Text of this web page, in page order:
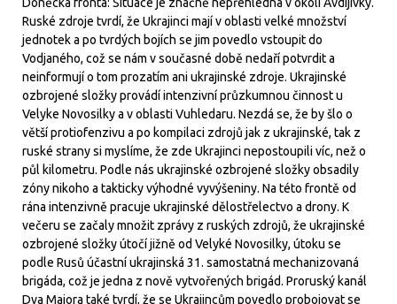
Doněcká fronta: Situace je značně nepřehledná v okolí Avdijivky.
Ruské zdroje tvrdí, že Ukrajinci mají v oblasti velké množství
jednotek a po tvrdých bojích se jim povedlo vstoupit do
Vodjaného, což se nám v současné době nedaří potvrdit a
neinformují o tom prozatím ani ukrajinské zdroje. Ukrajinské
ozbrojené složky provádí intenzivní průzkumnou činnost u
Velyke Novosilky a v oblasti Vuhledaru. Nezdá se, že by šlo o
větší protiofenzivu a po kompilaci zdrojů jak z ukrajinské, tak z
ruské strany si myslíme, že zde Ukrajinci nepostoupili víc, než o
půl kilometru. Podle nás ukrajinské ozbrojené složky obsadily
zóny nikoho a takticky výhodné vyvýšeniny. Na této frontě od
rána intenzivně pracuje ukrajinské dělostřelectvo a drony. K
večeru se začaly množit zprávy z ruských zdrojů, že ukrajinské
ozbrojené složky útočí jižně od Velyké Novosilky, útoku se
podle Rusů účastní ukrajinská 31. samostatná mechanizovaná
brigáda, což je jedna z nově vytvořených brigád. Proruský kanál
Dva Majora také tvrdí, že se Ukrajincům povedlo probojovat se